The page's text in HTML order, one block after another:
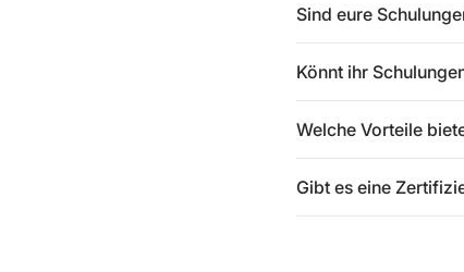
Sind eure
Könnt ihr
Welche Vorteile
Gibt es eine